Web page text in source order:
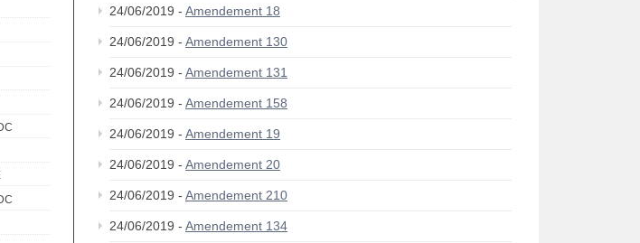
24/06/2019 - Amendement 18
24/06/2019 - Amendement 130
24/06/2019 - Amendement 131
24/06/2019 - Amendement 158
24/06/2019 - Amendement 19
24/06/2019 - Amendement 20
24/06/2019 - Amendement 210
24/06/2019 - Amendement 134